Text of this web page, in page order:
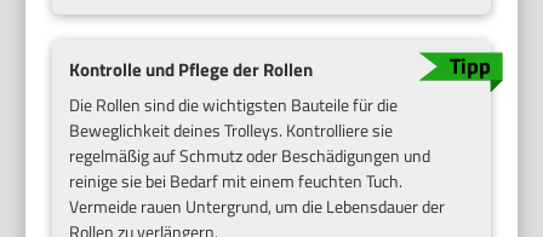
Kontrolle und Pflege der Rollen
Die Rollen sind die wichtigsten Bauteile für die
Beweglichkeit deines Trolleys. Kontrolliere sie
regelmäßig auf Schmutz oder Beschädigungen und
reinige sie bei Bedarf mit einem feuchten Tuch.
Vermeide rauen Untergrund, um die Lebensdauer der
Rollen zu verlängern.